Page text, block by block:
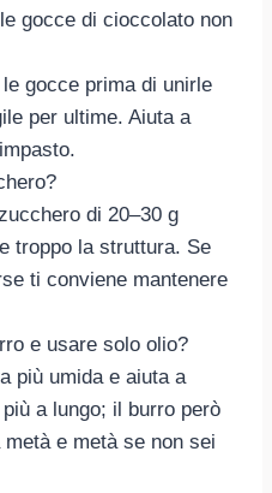
gocce di cioccolato non
gocce prima di unirle
per ultime. Aiuta a
di 20–30 g
troppo la struttura. Se
ti conviene mantenere
e usare solo olio?
più umida e aiuta a
a lungo; il burro però
e metà se non sei